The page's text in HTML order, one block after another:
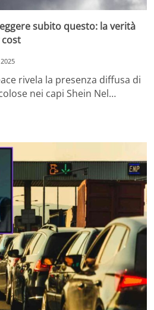
subito questo: la verità
rivela la presenza diffusa di
nei capi Shein Nel…